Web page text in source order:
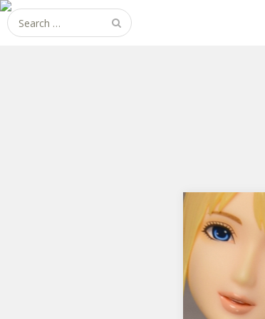
Search
for:
DEAD OR
Round マリ
マックスファク
DEAD OR ALIVE
マリー・ローズで